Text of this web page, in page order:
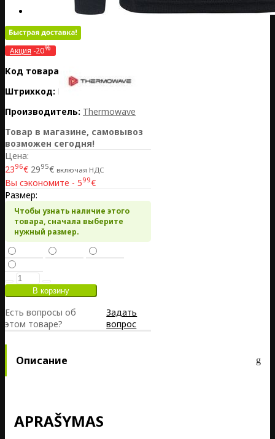
Акция -20%
Код товара:
Штрихкод: LT26-12JUNP410-990
Производитель: Thermowave
Товар в магазине, самовывоз
возможен сегодня!
Цена:
2396€ 2995€ включая НДС
Вы сэкономите - 599€
Размер:
Чтобы узнать наличие этого
товара, сначала выберите
нужный размер.
Есть вопросы об
этом товаре?
Задать
вопрос
Описание
APRAŠYMAS